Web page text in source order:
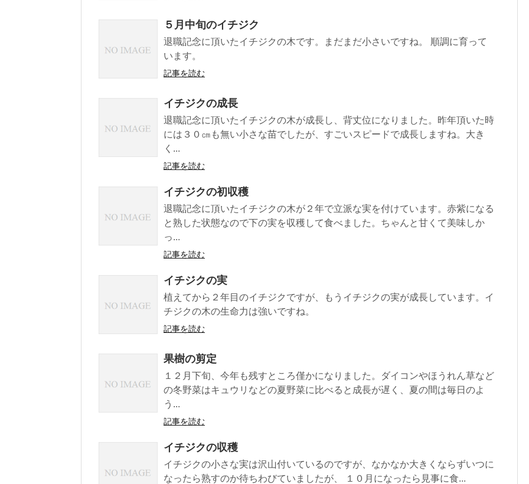
５月中旬のイチジク
退職記念に頂いたイチジクの木です。まだまだ小さいですね。 順調に育って
います。
記事を読む
イチジクの成長
退職記念に頂いたイチジクの木が成長し、背丈位になりました。昨年頂いた時
には３０㎝も無い小さな苗でしたが、すごいスピードで成長しますね。大き
く...
記事を読む
イチジクの初収穫
退職記念に頂いたイチジクの木が２年で立派な実を付けています。赤紫になる
と熟した状態なので下の実を収穫して食べました。ちゃんと甘くて美味しか
っ...
記事を読む
イチジクの実
植えてから２年目のイチジクですが、もうイチジクの実が成長しています。イ
チジクの木の生命力は強いですね。
記事を読む
果樹の剪定
１２月下旬、今年も残すところ僅かになりました。ダイコンやほうれん草など
の冬野菜はキュウリなどの夏野菜に比べると成長が遅く、夏の間は毎日のよ
う...
記事を読む
イチジクの収穫
イチジクの小さな実は沢山付いているのですが、なかなか大きくならずいつに
なったら熟すのか待ちわびていましたが、 １０月になったら見事に食...